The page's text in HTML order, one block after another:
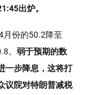
出炉。
月份的50.2降至
。 弱于预期的数
一步降息，这将打
议院对特朗普减税